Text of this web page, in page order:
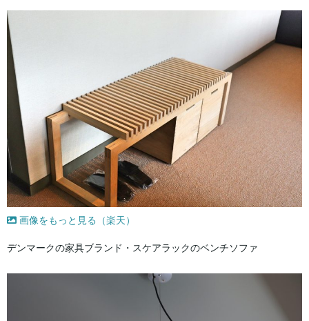
画像をもっと見る（楽天）
デンマークの家具ブランド・スケアラックのベンチソファ